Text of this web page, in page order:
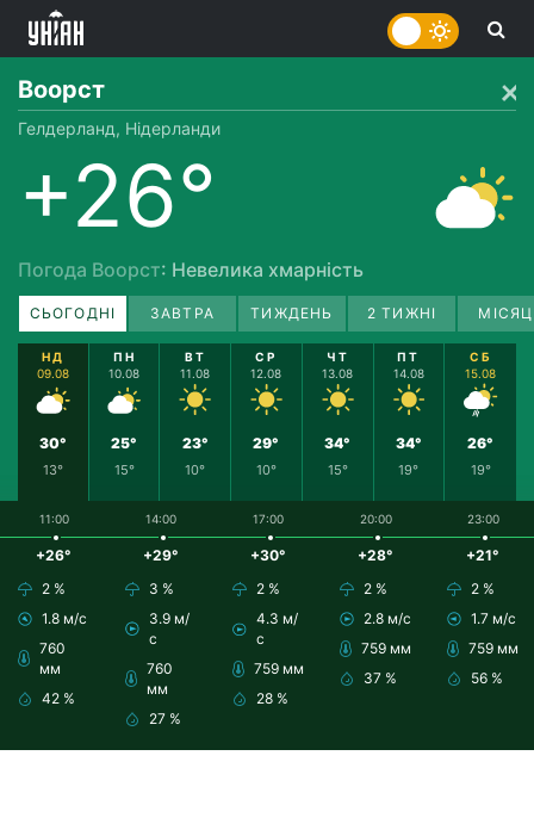
Воорст
Гелдерланд, Нідерланди
+26°
Погода Воорст: Невелика хмарність
СЬОГОДНІ ЗАВТРА ТИЖДЕНЬ 2 ТИЖНІ
НД
09.08
30°
13°
ПН
10.08
25°
15°
ВТ
11.08
23°
10°
СР
12.08
29°
10°
ЧТ
13.08
34°
15°
ПТ
14.08
34°
19°
СБ
15.08
26°
19°
11:00
+26°
2 %
1.8 м/с
760
мм
42 %
14:00
+29°
3 %
3.9 м/
с
760
мм
27 %
17:00
+30°
2 %
4.3 м/
с
759 мм
28 %
20:00
+28°
2 %
2.8 м/с
759 мм
37 %
23:00
+21°
2 %
1.7 м/с
759 мм
56 %